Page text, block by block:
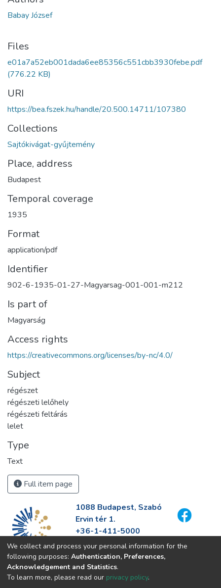
Babay József
Files
e01a7a52eb001dada6ee85356c551cbb3930febe.pdf
(776.22 KB)
URI
https://bea.fszek.hu/handle/20.500.14711/107380
Collections
Sajtókivágat-gyűjtemény
Place, address
Budapest
Temporal coverage
1935
Format
application/pdf
Identifier
902-6-1935-01-27-Magyarsag-001-001-m212
Is part of
Magyarság
Access rights
https://creativecommons.org/licenses/by-nc/4.0/
Subject
régészet
régészeti lelőhely
régészeti feltárás
lelet
Type
Text
Full item page
1088 Budapest, Szabó
Ervin tér 1.
+36-1-411-5000
info@fszek.hu
https://fszek.hu
We collect and process your personal information for the
following purposes: Authentication, Preferences,
Acknowledgement and Statistics.
To learn more, please read our privacy policy.